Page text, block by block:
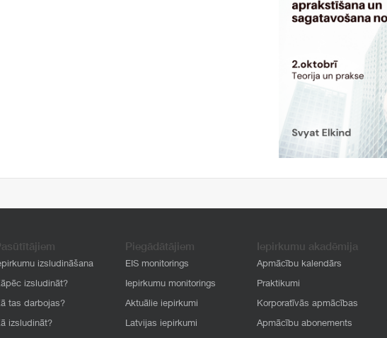
izsludināšana
izsludināt?
tas darbojas?
izsludināt?
Piegādātājiem
EIS monitorings
Iepirkumu monitorings
Aktuālie iepirkumi
Latvijas iepirkumi
Iepirkumu akadēmija
Apmācību kalendārs
Praktikumi
Korporatīvās apmācības
Apmācību abonements